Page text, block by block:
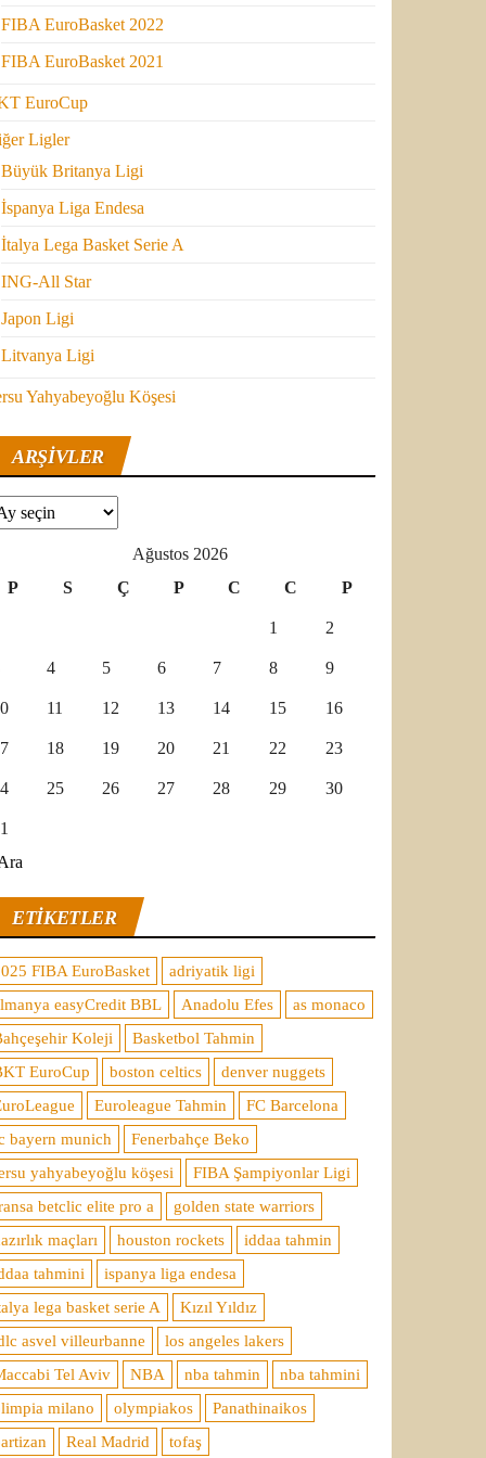
FIBA EuroBasket 2022
FIBA EuroBasket 2021
EuroCup
Ligler
Büyük Britanya Ligi
İspanya Liga Endesa
İtalya Lega Basket Serie A
ING-All Star
Japon Ligi
Litvanya Ligi
Yahyabeyoğlu Köşesi
ARŞIVLER
Ağustos 2026
P
S Ç P C C P
1 2
4 5 6 7 8 9
11 12 13 14 15 16
18 19 20 21 22 23
25 26 27 28 29 30
ETIKETLER
FIBA EuroBasket
adriyatik ligi
easyCredit BBL
Anadolu Efes
as monaco
Koleji
Basketbol Tahmin
EuroCup
boston celtics
denver nuggets
Euroleague Tahmin
FC Barcelona
bayern munich
Fenerbahçe Beko
yahyabeyoğlu köşesi
FIBA Şampiyonlar Ligi
betclic elite pro a
golden state warriors
maçları
houston rockets
iddaa tahmin
tahmini
ispanya liga endesa
lega basket serie A
Kızıl Yıldız
asvel villeurbanne
los angeles lakers
Tel Aviv
NBA nba tahmin
nba tahmini
milano
olympiakos
Panathinaikos
Real Madrid tofaş